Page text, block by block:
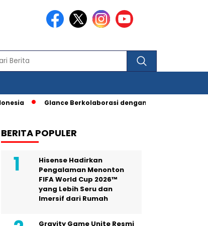
Glance Berkolaborasi dengan IAS, Berbagai Fitur
BERITA POPULER
Hisense Hadirkan
Pengalaman Menonton
FIFA World Cup 2026™
yang Lebih Seru dan
Imersif dari Rumah
Gravity Game Unite Resmi